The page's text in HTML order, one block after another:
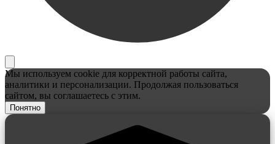
Мы используем cookie для корректной работы сайта,
аналитики и персонализации. Продолжая пользоваться
сайтом, вы соглашаетесь с этим.
Понятно